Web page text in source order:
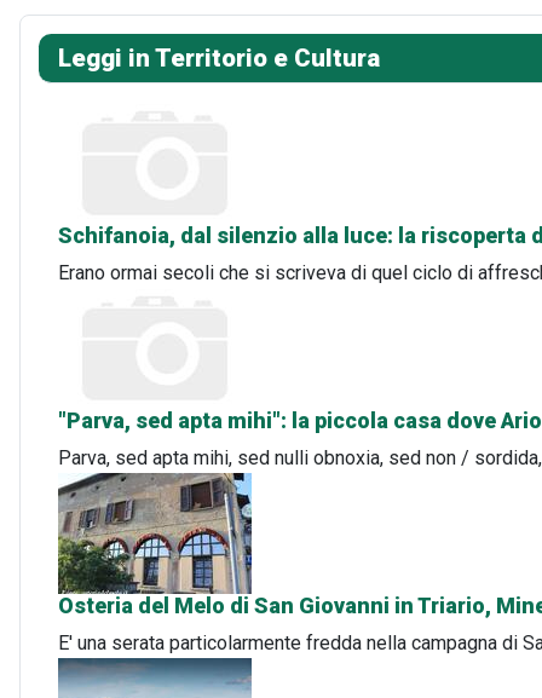
Leggi in Territorio e Cultura
Schifanoia, dal silenzio alla luce: la riscoperta
Erano ormai secoli che si scriveva di quel ciclo di
"Parva, sed apta mihi": la piccola casa dove
Parva, sed apta mihi, sed nulli obnoxia, sed non /
Osteria del Melo di San Giovanni in Triario,
E' una serata particolarmente fredda nella campagna di